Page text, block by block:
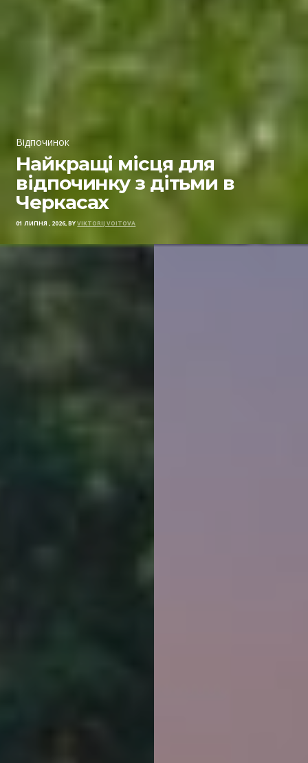
Відпочинок
Найкращі місця для
відпочинку з дітьми в
Черкасах
01 ЛИПНЯ , 2026, BYVIKTORIJ VOITOVA